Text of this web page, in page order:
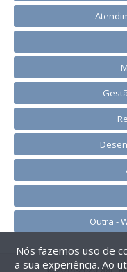
Outra -
@2014-2026
Nós fazemos uso de
a sua experiência. Ao